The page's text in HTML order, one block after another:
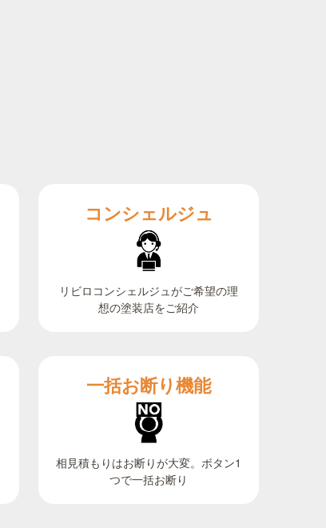
コンシェルジュ
リビロコンシェルジュがご希望の理
想の塗装店をご紹介
一括お断り機能
相見積もりはお断りが大変。ボタン1
つで一括お断り